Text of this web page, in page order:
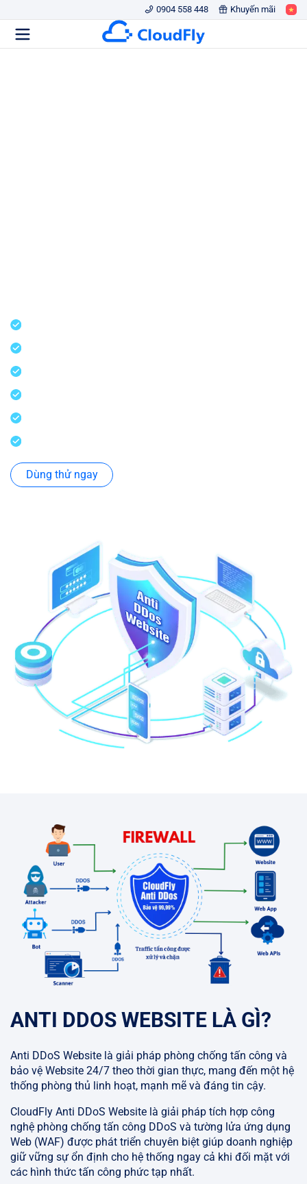
0904 558 448 Khuyến mãi
Dùng thử ngay
ANTI DDOS WEBSITE LÀ GÌ?
Anti DDoS Website là giải pháp phòng chống tấn công và
bảo vệ Website 24/7 theo thời gian thực, mang đến một hệ
thống phòng thủ linh hoạt, mạnh mẽ và đáng tin cậy.
CloudFly Anti DDoS Website là giải pháp tích hợp công
nghệ phòng chống tấn công DDoS và tường lửa ứng dụng
Web (WAF) được phát triển chuyên biệt giúp doanh nghiệp
giữ vững sự ổn định cho hệ thống ngay cả khi đối mặt với
các hình thức tấn công phức tạp nhất.